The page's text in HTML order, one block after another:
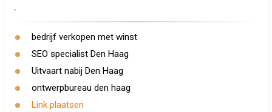
-
bedrijf verkopen met winst
SEO specialist Den Haag
Uitvaart nabij Den Haag
ontwerpbureau den haag
Link plaatsen